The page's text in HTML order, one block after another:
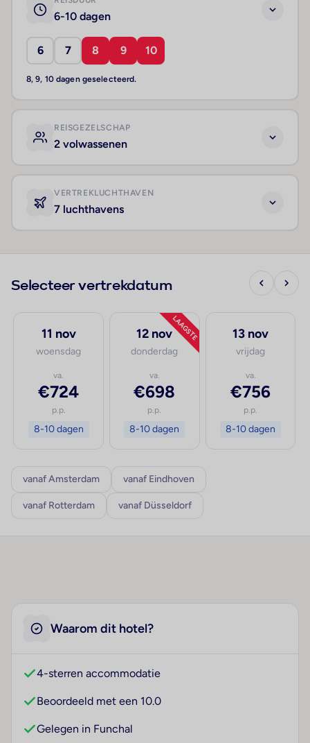
6-10 dagen
6 7 8 9 10
8, 9, 10 dagen geselecteerd.
REISGEZELSCHAP
2 volwassenen
VERTREKLUCHTHAVEN
7 luchthavens
Selecteer vertrekdatum
11 nov
woensdag
va.
€724
p.p.
8-10 dagen
LAAGSTE
12 nov
donderdag
va.
€698
p.p.
8-10 dagen
13 nov
vrijdag
va.
€756
p.p.
8-10 dagen
vanaf Amsterdam vanaf Eindhoven
vanaf Rotterdam vanaf Düsseldorf
Waarom dit hotel?
4-sterren accommodatie
Beoordeeld met een 10.0
Gelegen in Funchal